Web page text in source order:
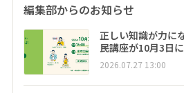
編集部からのお知らせ
正しい知識が力
民講座が10月3日
2026.07.27 13:00